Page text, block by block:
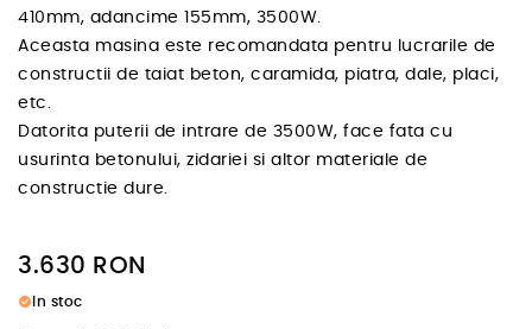
410mm, adancime 155mm, 3500W.
Aceasta masina este recomandata pentru lucrarile de
constructii de taiat beton, caramida, piatra, dale, placi,
etc.
Datorita puterii de intrare de 3500W, face fata cu
usurinta betonului, zidariei si altor materiale de
constructie dure.
3.630 RON
check_circle In stoc